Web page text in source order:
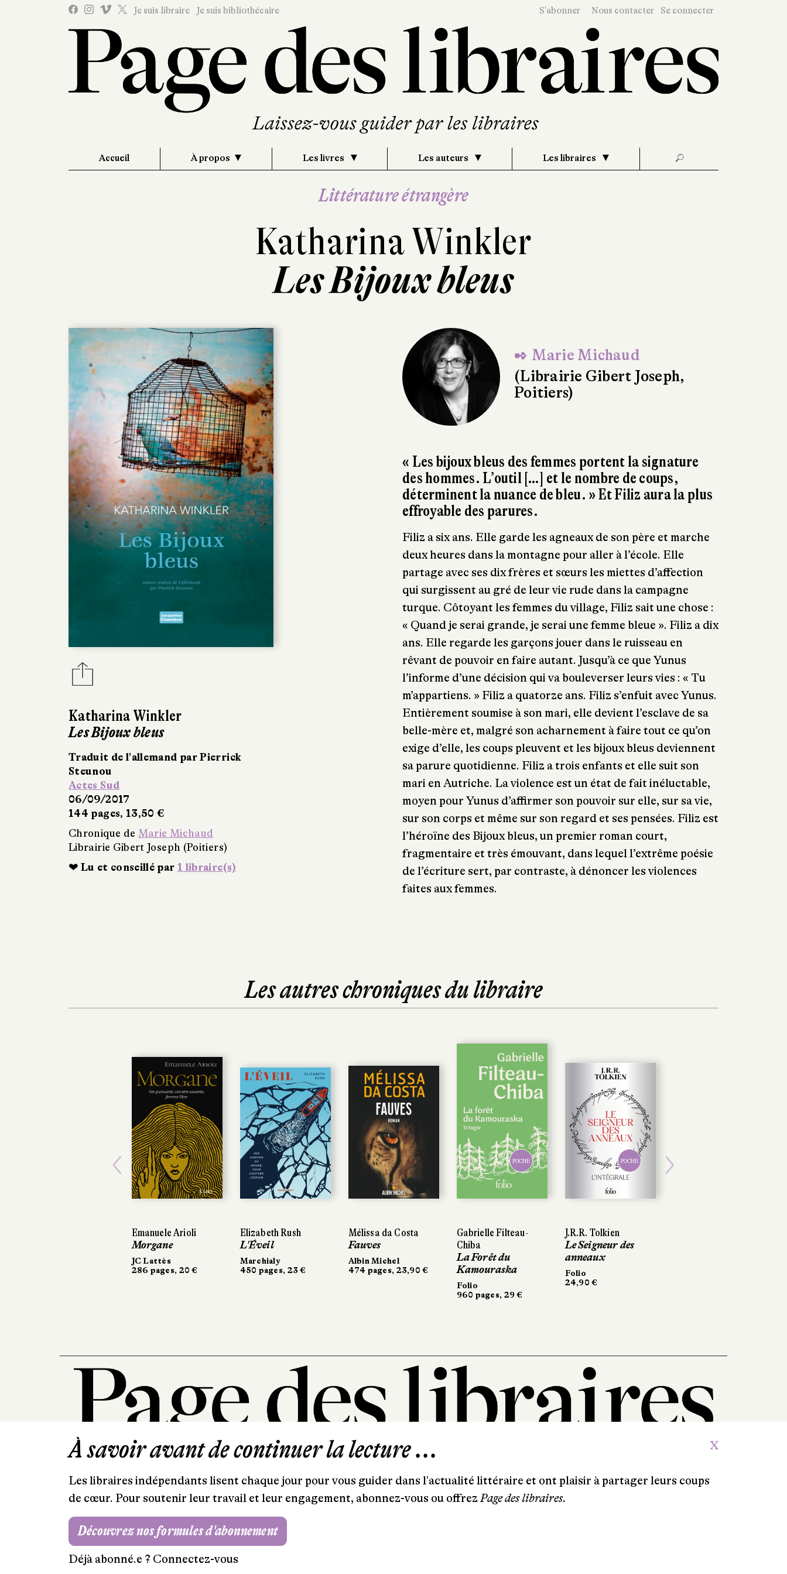
Je suis libraire Je suis bibliothécaire S'abonner Nous contacter Se connecter
Accueil À propos Les livres Les auteurs Les libraires 🔎
Littérature étrangère
Katharina Winkler
Les Bijoux bleus
Katharina Winkler
Les Bijoux bleus
Traduit de l'allemand par Pierrick
Steunou
Actes Sud
06/09/2017
144 pages, 13,50 €
Chronique de Marie Michaud
Librairie Gibert Joseph (Poitiers)
❤ Lu et conseillé par 1 libraire(s)
✒ Marie Michaud
(Librairie Gibert Joseph,
Poitiers)
« Les bijoux bleus des femmes portent la signature
des hommes. L’outil […] et le nombre de coups,
déterminent la nuance de bleu. » Et Filiz aura la plus
effroyable des parures.
Filiz a six ans. Elle garde les agneaux de son père et marche
deux heures dans la montagne pour aller à l’école. Elle
partage avec ses dix frères et sœurs les miettes d’affection
qui surgissent au gré de leur vie rude dans la campagne
turque. Côtoyant les femmes du village, Filiz sait une chose :
« Quand je serai grande, je serai une femme bleue ». Filiz a dix
ans. Elle regarde les garçons jouer dans le ruisseau en
rêvant de pouvoir en faire autant. Jusqu’à ce que Yunus
l’informe d’une décision qui va bouleverser leurs vies : « Tu
m’appartiens. » Filiz a quatorze ans. Filiz s’enfuit avec Yunus.
Entièrement soumise à son mari, elle devient l’esclave de sa
belle-mère et, malgré son acharnement à faire tout ce qu’on
exige d’elle, les coups pleuvent et les bijoux bleus deviennent
sa parure quotidienne. Filiz a trois enfants et elle suit son
mari en Autriche. La violence est un état de fait inéluctable,
moyen pour Yunus d’affirmer son pouvoir sur elle, sur sa vie,
sur son corps et même sur son regard et ses pensées. Filiz est
l’héroïne des Bijoux bleus, un premier roman court,
fragmentaire et très émouvant, dans lequel l’extrême poésie
de l’écriture sert, par contraste, à dénoncer les violences
faites aux femmes.
Les autres chroniques du libraire
Emanuele Arioli
Morgane
JC Lattès
286 pages, 20 €
Elizabeth Rush
L'Éveil
Marchialy
450 pages, 23 €
Mélissa da Costa
Fauves
Albin Michel
474 pages, 23,90 €
POCHE
Gabrielle Filteau-
Chiba
La Forêt du
Kamouraska
Folio
960 pages, 29 €
POCHE
J.R.R. Tolkien
Le Seigneur des
anneaux
Folio
24,90 €
Previous
101, rue Saint-Lazare
T. 01 44 41 97 20
Mentions légales RGPD
À savoir avant de continuer la lecture ... X
Les libraires indépendants lisent chaque jour pour vous guider dans l'actualité littéraire et ont plaisir à partager leurs coups
de cœur. Pour soutenir leur travail et leur engagement, abonnez-vous ou offrezPage des libraires.
Découvrez nos formules d'abonnement
Déjà abonné.e ? Connectez-vous